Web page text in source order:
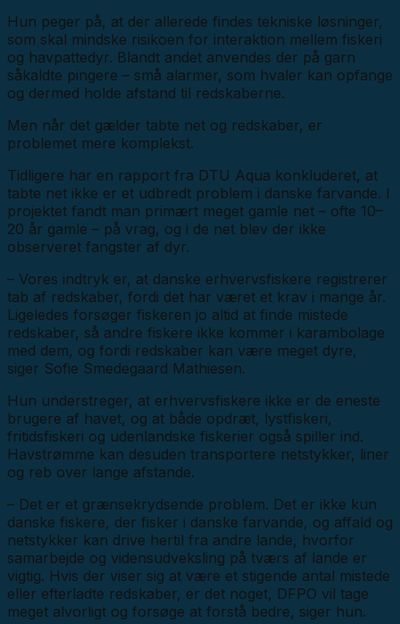
Hun peger på, at der allerede findes tekniske løsninger,
som skal mindske risikoen for interaktion mellem fiskeri
og havpattedyr. Blandt andet anvendes der på garn
såkaldte pingere – små alarmer, som hvaler kan opfange
og dermed holde afstand til redskaberne.
Men når det gælder tabte net og redskaber, er
problemet mere komplekst.
Tidligere har en rapport fra DTU Aqua konkluderet, at
tabte net ikke er et udbredt problem i danske farvande. I
projektet fandt man primært meget gamle net – ofte 10–
20 år gamle – på vrag, og i de net blev der ikke
observeret fangster af dyr.
– Vores indtryk er, at danske erhvervsfiskere registrerer
tab af redskaber, fordi det har været et krav i mange år.
Ligeledes forsøger fiskeren jo altid at finde mistede
redskaber, så andre fiskere ikke kommer i karambolage
med dem, og fordi redskaber kan være meget dyre,
siger Sofie Smedegaard Mathiesen.
Hun understreger, at erhvervsfiskere ikke er de eneste
brugere af havet, og at både opdræt, lystfiskeri,
fritidsfiskeri og udenlandske fiskerier også spiller ind.
Havstrømme kan desuden transportere netstykker, liner
og reb over lange afstande.
– Det er et grænsekrydsende problem. Det er ikke kun
danske fiskere, der fisker i danske farvande, og affald og
netstykker kan drive hertil fra andre lande, hvorfor
samarbejde og vidensudveksling på tværs af lande er
vigtig. Hvis der viser sig at være et stigende antal mistede
eller efterladte redskaber, er det noget, DFPO vil tage
meget alvorligt og forsøge at forstå bedre, siger hun.